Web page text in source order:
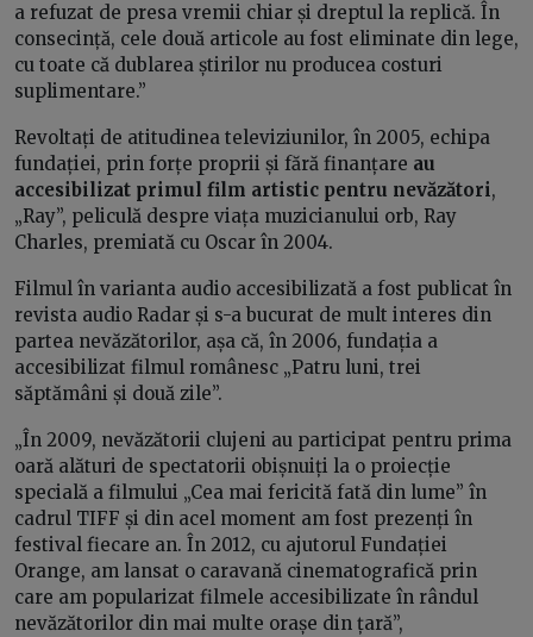
a refuzat de presa vremii chiar și dreptul la replică. În
consecință, cele două articole au fost eliminate din lege,
cu toate că dublarea știrilor nu producea costuri
suplimentare.”
Revoltați de atitudinea televiziunilor, în 2005, echipa
fundației, prin forțe proprii și fără finanțare au
accesibilizat primul film artistic pentru nevăzători,
„Ray”, peliculă despre viața muzicianului orb, Ray
Charles, premiată cu Oscar în 2004.
Filmul în varianta audio accesibilizată a fost publicat în
revista audio Radar și s-a bucurat de mult interes din
partea nevăzătorilor, așa că, în 2006, fundația a
accesibilizat filmul românesc „Patru luni, trei
săptămâni și două zile”.
„În 2009, nevăzătorii clujeni au participat pentru prima
oară alături de spectatorii obișnuiți la o proiecție
specială a filmului „Cea mai fericită fată din lume” în
cadrul TIFF și din acel moment am fost prezenți în
festival fiecare an. În 2012, cu ajutorul Fundației
Orange, am lansat o caravană cinematografică prin
care am popularizat filmele accesibilizate în rândul
nevăzătorilor din mai multe orașe din țară”,